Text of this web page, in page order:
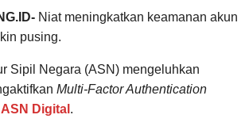
Niat meningkatkan keamanan akun
pusing.
Sipil Negara (ASN) mengeluhkan
Multi-Factor Authentication
ASN Digital .